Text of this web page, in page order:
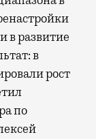
в развитие
в
рост
по